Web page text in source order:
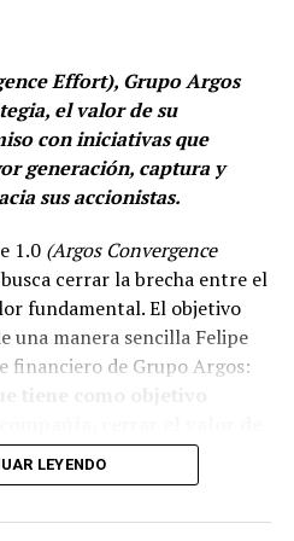
Effort), Grupo Argos
el valor de su
con iniciativas que
generación, captura y
sus accionistas.
1.0(Argos Convergence
cerrar la brecha entre el
fundamental. El objetivo
una manera sencilla Felipe
financiero de Grupo Argos:
el precio que el mercado
de nuestra
LEYENDO